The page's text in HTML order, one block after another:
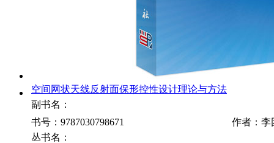
空间网状天线反射面保形控性设计理论与方法
副书名：
书号：9787030798671
作者：李
丛书名：